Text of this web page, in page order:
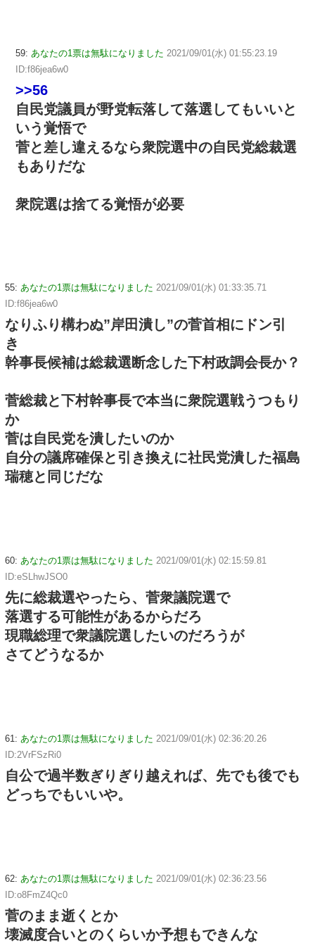
59: あなたの1票は無駄になりました 2021/09/01(水) 01:55:23.19
ID:f86jea6w0
>>56
自民党議員が野党転落して落選してもいいと
いう覚悟で
菅と差し違えるなら衆院選中の自民党総裁選
もありだな
衆院選は捨てる覚悟が必要
55: あなたの1票は無駄になりました 2021/09/01(水) 01:33:35.71
ID:f86jea6w0
なりふり構わぬ”岸田潰し”の菅首相にドン引
き
幹事長候補は総裁選断念した下村政調会長か？
菅総裁と下村幹事長で本当に衆院選戦うつもり
か
菅は自民党を潰したいのか
自分の議席確保と引き換えに社民党潰した福島
瑞穂と同じだな
60: あなたの1票は無駄になりました 2021/09/01(水) 02:15:59.81
ID:eSLhwJSO0
先に総裁選やったら、菅衆議院選で
落選する可能性があるからだろ
現職総理で衆議院選したいのだろうが
さてどうなるか
61: あなたの1票は無駄になりました 2021/09/01(水) 02:36:20.26
ID:2VrFSzRi0
自公で過半数ぎりぎり越えれば、先でも後でも
どっちでもいいや。
62: あなたの1票は無駄になりました 2021/09/01(水) 02:36:23.56
ID:o8FmZ4Qc0
菅のまま逝くとか
壊滅度合いとのくらいか予想もできんな